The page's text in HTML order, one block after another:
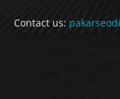
Contact us: